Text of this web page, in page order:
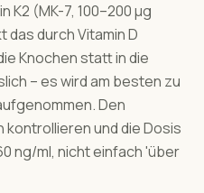
K2 (MK-7, 100–200 µg
das durch Vitamin D
Knochen statt in die
– es wird am besten zu
Den
und die Dosis
ng/ml, nicht einfach 'über